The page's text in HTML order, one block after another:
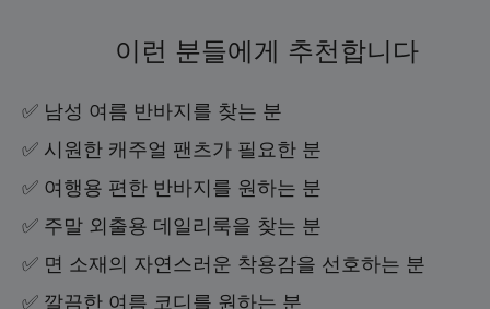
이런 분들에게 추천합니다
✅ 남성 여름 반바지를 찾는 분
✅ 시원한 캐주얼 팬츠가 필요한 분
✅ 여행용 편한 반바지를 원하는 분
✅ 주말 외출용 데일리룩을 찾는 분
✅ 면 소재의 자연스러운 착용감을 선호하는 분
✅ 깔끔한 여름 코디를 원하는 분